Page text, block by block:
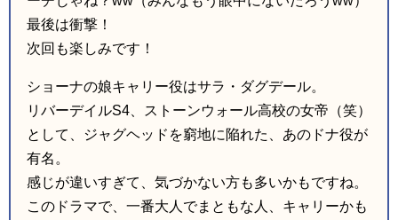
最後は衝撃！
次回も楽しみです！
ショーナの娘キャリー役はサラ・ダグデール。
リバーデイルS4、ストーンウォール高校の女帝（笑）
として、ジャグヘッドを窮地に陥れた、あのドナ役が
有名。
感じが違いすぎて、気づかない方も多いかもですね。
このドラマで、一番大人でまともな人、キャリーかも